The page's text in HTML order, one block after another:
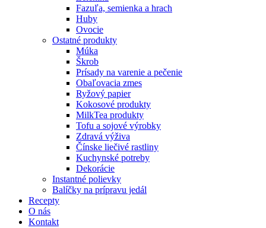
Fazuľa, semienka a hrach
Huby
Ovocie
Ostatné produkty
Múka
Škrob
Prísady na varenie a pečenie
Obaľovacia zmes
Ryžový papier
Kokosové produkty
MilkTea produkty
Tofu a sojové výrobky
Zdravá výživa
Čínske liečivé rastliny
Kuchynské potreby
Dekorácie
Instantné polievky
Balíčky na prípravu jedál
Recepty
O nás
Kontakt